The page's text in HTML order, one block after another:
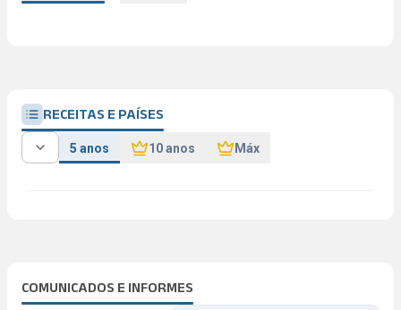
RECEITAS E PAÍSES
5 anos 10 anos Máx
COMUNICADOS E INFORMES